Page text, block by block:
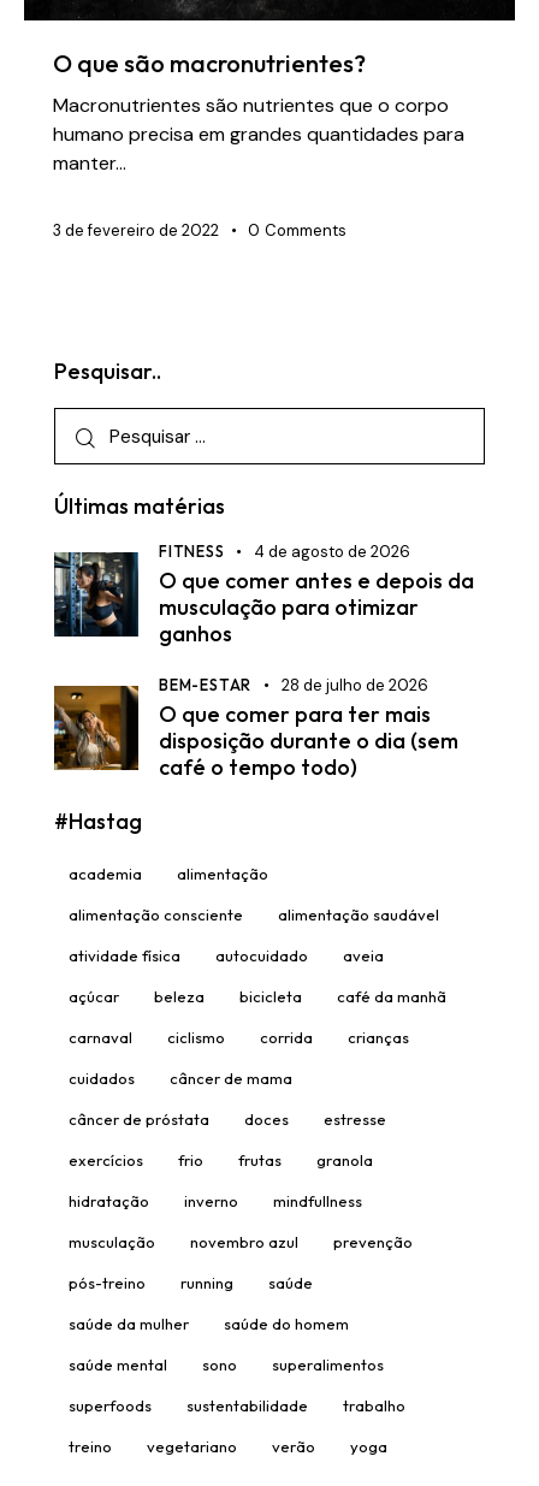
O que são macronutrientes?
Macronutrientes são nutrientes que o corpo
humano precisa em grandes quantidades para
manter…
3 de fevereiro de 2022 0 Comments
Pesquisar..
por:
Últimas matérias
FITNESS 4 de agosto de 2026
O que comer antes e depois da
musculação para otimizar
ganhos
BEM-ESTAR 28 de julho de 2026
O que comer para ter mais
disposição durante o dia (sem
café o tempo todo)
#Hastag
academia alimentação
alimentação consciente alimentação saudável
atividade física autocuidado aveia
açúcar beleza bicicleta café da manhã
carnaval ciclismo corrida crianças
cuidados câncer de mama
câncer de próstata doces estresse
exercícios frio frutas granola
hidratação inverno mindfullness
musculação novembro azul prevenção
pós-treino running saúde
saúde da mulher saúde do homem
saúde mental sono superalimentos
superfoods sustentabilidade trabalho
treino vegetariano verão yoga